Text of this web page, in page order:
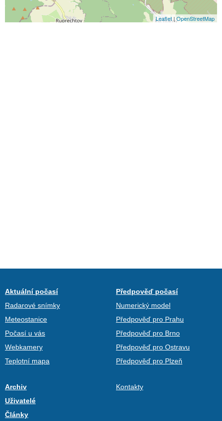
Leaflet|OpenStreetMap
Aktuální počasí
Radarové snímky
Meteostanice
Počasí u vás
Webkamery
Teplotní mapa
Předpověď počasí
Numerický model
Předpověď pro Prahu
Předpověď pro Brno
Předpověď pro Ostravu
Předpověď pro Plzeň
Archiv
Uživatelé
Články
Kontakty